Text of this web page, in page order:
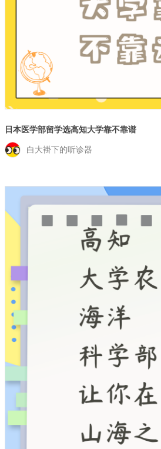
日本医学部留学选高知大学靠不靠谱
白大褂下的听诊器